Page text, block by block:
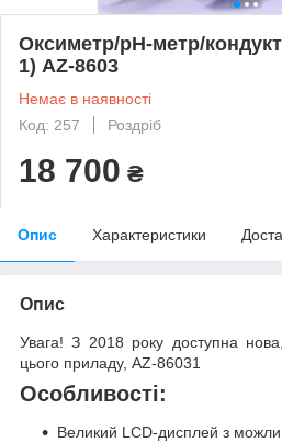
Оксиметр/рН-метр/
1) AZ-8603
Немає в наявності
Код: 257
Роздріб
18 700 ₴
Опис Характеристики
Опис
Увага! З 2018 року доступна
цього приладу, AZ-86031
Особливості:
Великий LCD-дисплей з